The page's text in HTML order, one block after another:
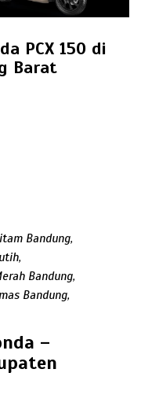
PCX 150 di
Barat
Bandung,
Bandung,
Bandung,
–